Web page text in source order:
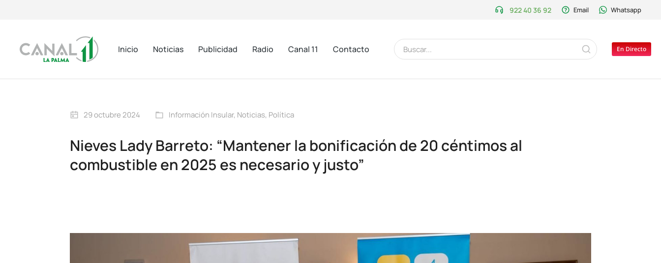
922 40 36 92 Email Whatsapp
Inicio Noticias Publicidad Radio Canal 11 Contacto En Directo
29 octubre 2024 Información Insular, Noticias, Política
Nieves Lady Barreto: “Mantener la bonificación de 20 céntimos al
combustible en 2025 es necesario y justo”